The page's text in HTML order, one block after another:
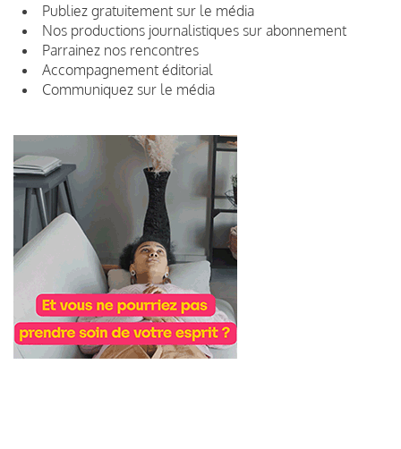
Publiez gratuitement sur le média
Nos productions journalistiques sur abonnement
Parrainez nos rencontres
Accompagnement éditorial
Communiquez sur le média